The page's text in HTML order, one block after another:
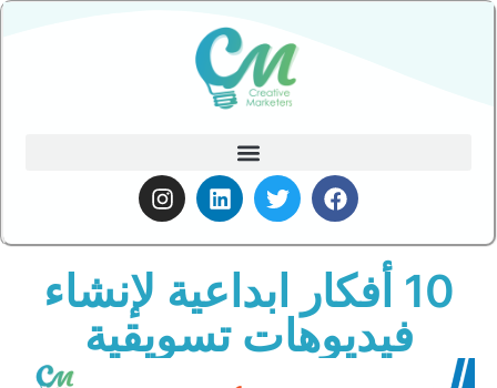
10 أفكار ابداعية لإنشاء
فيديوهات تسويقية